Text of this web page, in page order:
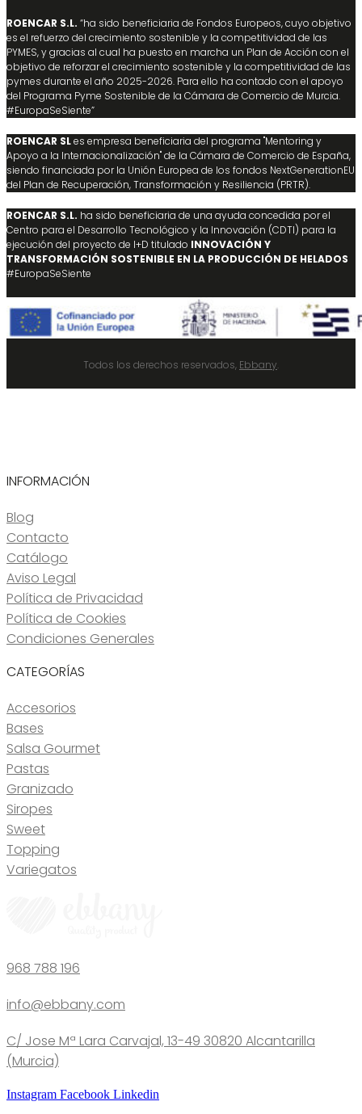
ROENCAR S.L. “ha sido beneficiaria de Fondos Europeos, cuyo objetivo
es el refuerzo del crecimiento sostenible y la competitividad de las
PYMES, y gracias al cual ha puesto en marcha un Plan de Acción con el
objetivo de reforzar el crecimiento sostenible y la competitividad de las
pymes durante el año 2025-2026. Para ello ha contado con el apoyo
del Programa Pyme Sostenible de la Cámara de Comercio de Murcia.
#EuropaSeSiente”
ROENCAR SLes empresa beneficiaria del programa "Mentoring y
Apoyo a la Internacionalización" de la Cámara de Comercio de España,
siendo financiada por la Unión Europea de los fondos NextGenerationEU
del Plan de Recuperación, Transformación y Resiliencia (PRTR).
ROENCAR S.L. ha sido beneficiaria de una ayuda concedida por el
Centro para el Desarrollo Tecnológico y la Innovación (CDTI) para la
ejecución del proyecto de I+D titulado INNOVACIÓN Y
TRANSFORMACIÓN SOSTENIBLE EN LA PRODUCCIÓN DE HELADOS
#EuropaSeSiente
Todos los derechos reservados, Ebbany.
INFORMACIÓN
Blog
Contacto
Catálogo
Aviso Legal
Política de Privacidad
Política de Cookies
Condiciones Generales
CATEGORÍAS
Accesorios
Bases
Salsa Gourmet
Pastas
Granizado
Siropes
Sweet
Topping
Variegatos
968 788 196
info@ebbany.com
C/ Jose Mª Lara Carvajal, 13-49 30820 Alcantarilla
(Murcia)
Instagram Facebook Linkedin